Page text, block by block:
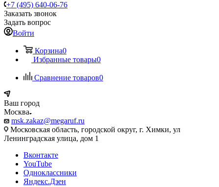
+7 (495) 640-06-76
Заказать звонок
Задать вопрос
Войти
Корзина0
Избранные товары0
Сравнение товаров0
Ваш город
Москва
msk.zakaz@megaruf.ru
Московская область, городской округ, г. Химки, ул
Ленинградская улица, дом 1
Вконтакте
YouTube
Одноклассники
Яндекс.Дзен